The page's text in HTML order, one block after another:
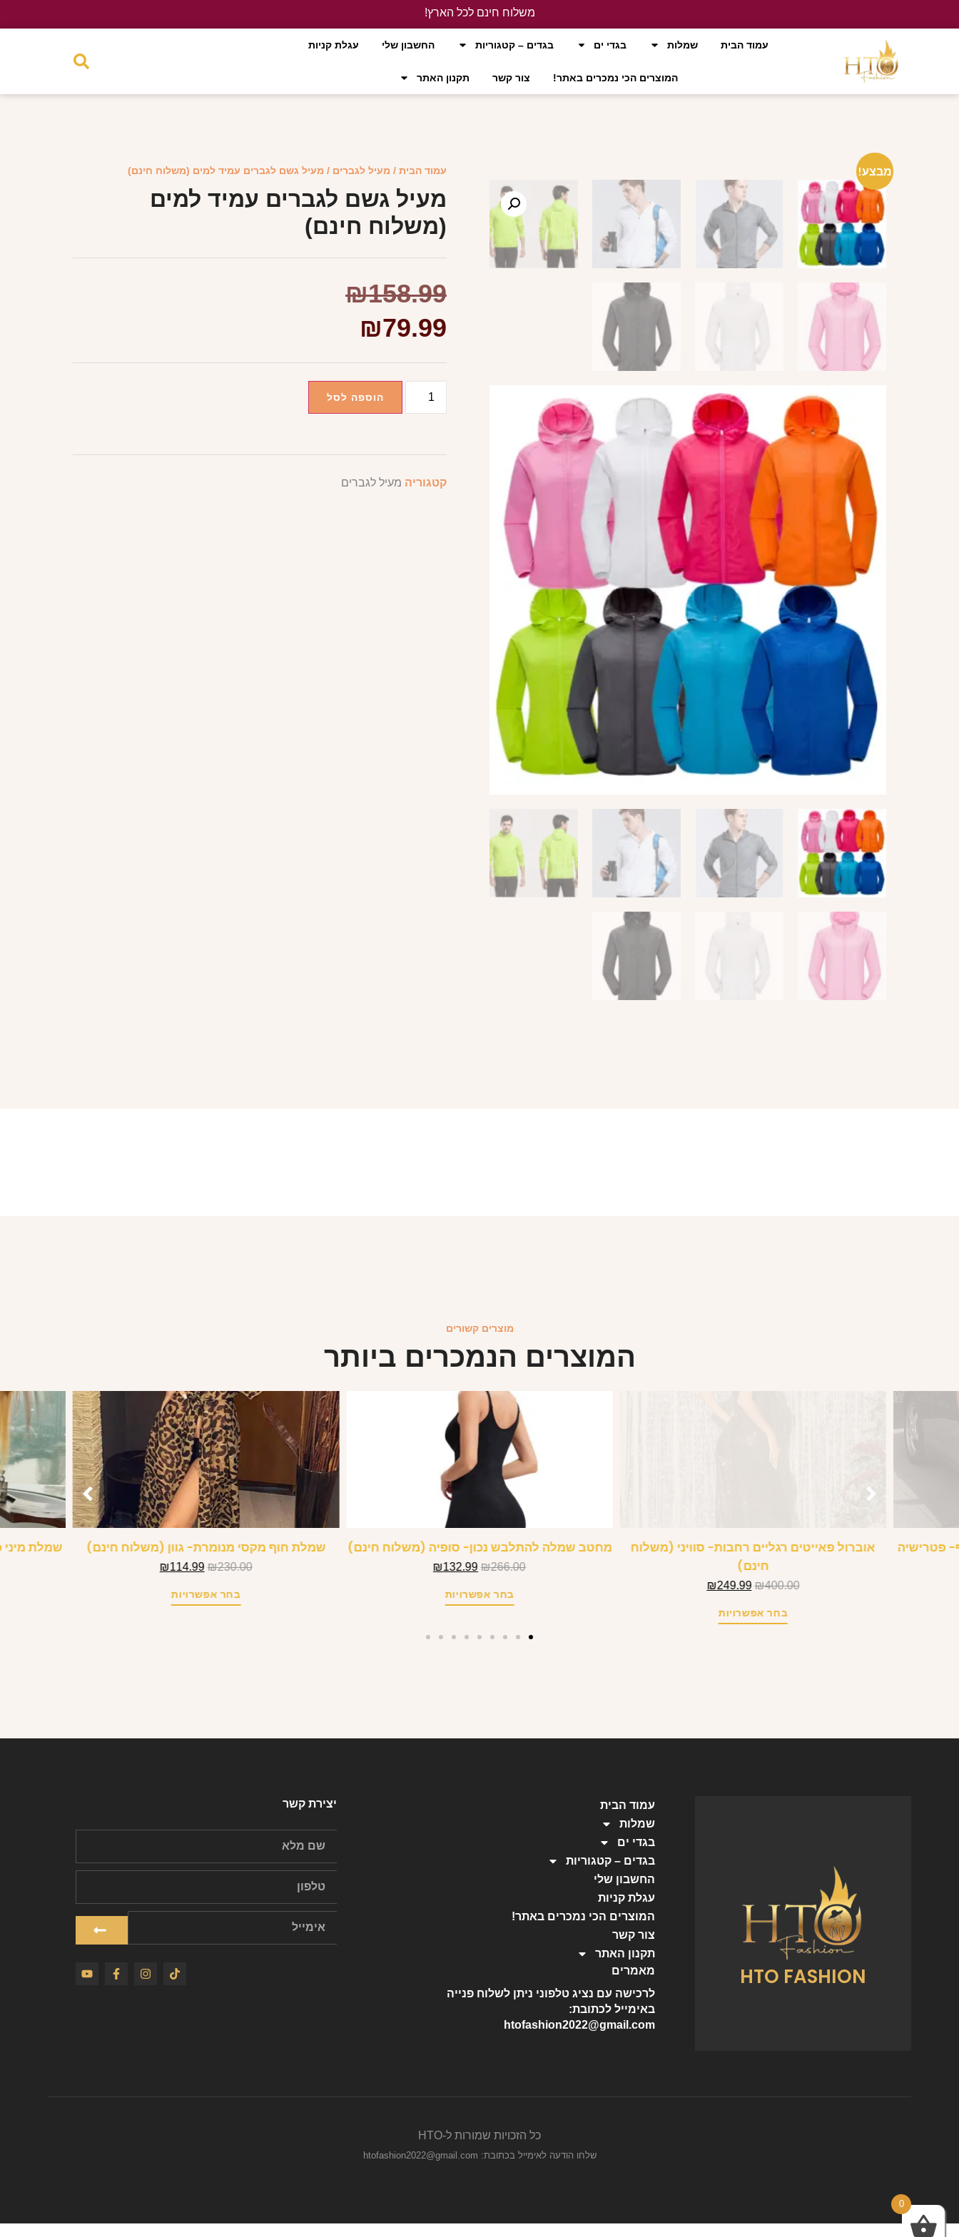
משלוח חינם לכל הארץ!
עמוד הבית
שמלות בגדי ים בגדים – קטגוריות החשבון שלי עגלת קניות
המוצרים הכי נמכרים באתר! צור קשר תקנון האתר
מבצע! עמוד הבית / מעיל לגברים / מעיל גשם לגברים עמיד למים (משלוח חינם)
מעיל גשם לגברים עמיד למים
(משלוח חינם)
₪158.99
₪79.99
הוספה לסל
קטגוריה מעיל לגברים
מוצרים קשורים
המוצרים הנמכרים ביותר
פטרישיה
אוברול פאייטים רגליים רחבות- סוויני (משלוח
חינם)
₪400.00
₪249.99
בחר אפשרויות
מחטב שמלה להתלבש נכון- סופיה (משלוח חינם)
₪266.00
₪132.99
בחר אפשרויות
שמלת חוף מקסי מנומרת- גוון (משלוח חינם)
₪230.00
₪114.99
בחר אפשרויות
שמלת מיני
HTO FASHION
עמוד הבית
שמלות
בגדי ים
בגדים – קטגוריות
החשבון שלי
עגלת קניות
המוצרים הכי נמכרים באתר!
צור קשר
תקנון האתר
מאמרים
לרכישה עם נציג טלפוני ניתן לשלוח פנייה
באימייל לכתובת:
htofashion2022@gmail.com
יצירת קשר
כל הזכויות שמורות ל-HTO
שלחו הודעה לאימייל בכתובת: htofashion2022@gmail.com
0